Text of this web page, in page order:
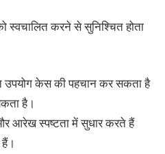
स्वचालित करने से सुनिश्चित होता
उपयोग केस की पहचान कर सकता है
है।
आरेख स्पष्टता में सुधार करते हैं